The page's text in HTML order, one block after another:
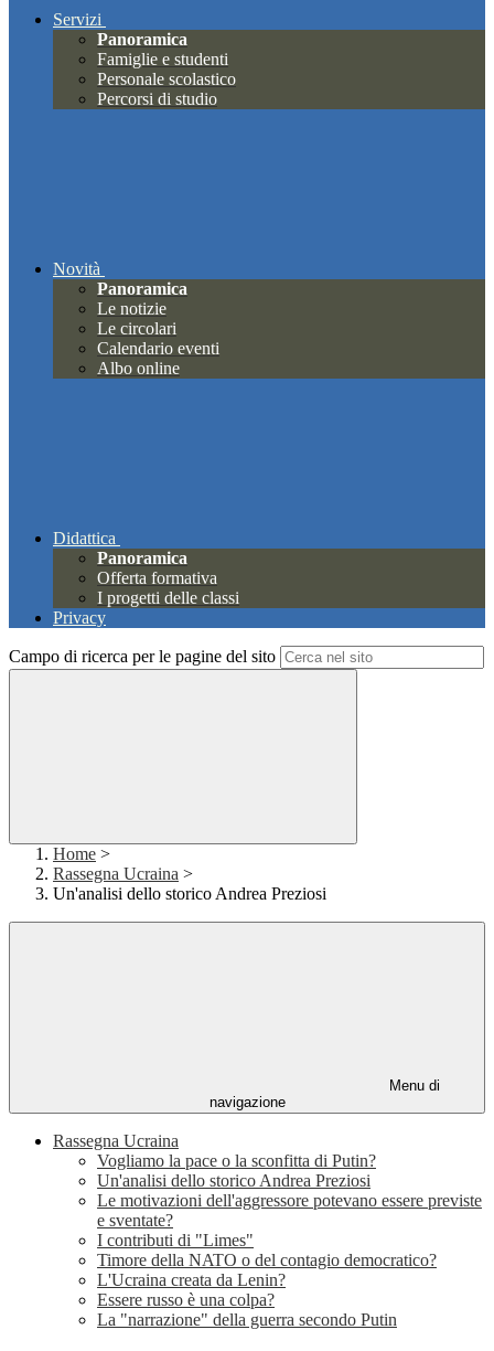
Servizi
Panoramica
Famiglie e studenti
Personale scolastico
Percorsi di studio
Novità
Panoramica
Le notizie
Le circolari
Calendario eventi
Albo online
Didattica
Panoramica
Offerta formativa
I progetti delle classi
Privacy
Campo di ricerca per le pagine del sito
Home >
Rassegna Ucraina >
Un'analisi dello storico Andrea Preziosi
Menu di
navigazione
Rassegna Ucraina
Vogliamo la pace o la sconfitta di Putin?
Un'analisi dello storico Andrea Preziosi
Le motivazioni dell'aggressore potevano essere previste
e sventate?
I contributi di "Limes"
Timore della NATO o del contagio democratico?
L'Ucraina creata da Lenin?
Essere russo è una colpa?
La "narrazione" della guerra secondo Putin